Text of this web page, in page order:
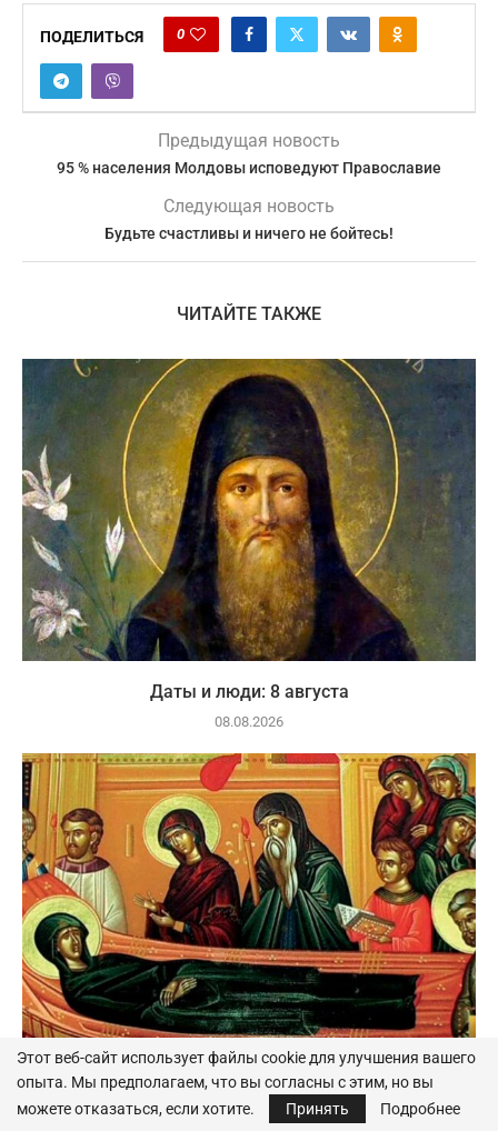
ПОДЕЛИТЬСЯ 0
Предыдущая новость
95 % населения Молдовы исповедуют Православие
Следующая новость
Будьте счастливы и ничего не бойтесь!
ЧИТАЙТЕ ТАКЖЕ
Даты и люди: 8 августа
08.08.2026
Даты и люди: 7 августа
07.08.2026
Этот веб-сайт использует файлы cookie для улучшения вашего
опыта. Мы предполагаем, что вы согласны с этим, но вы
можете отказаться, если хотите.
Принять Подробнее